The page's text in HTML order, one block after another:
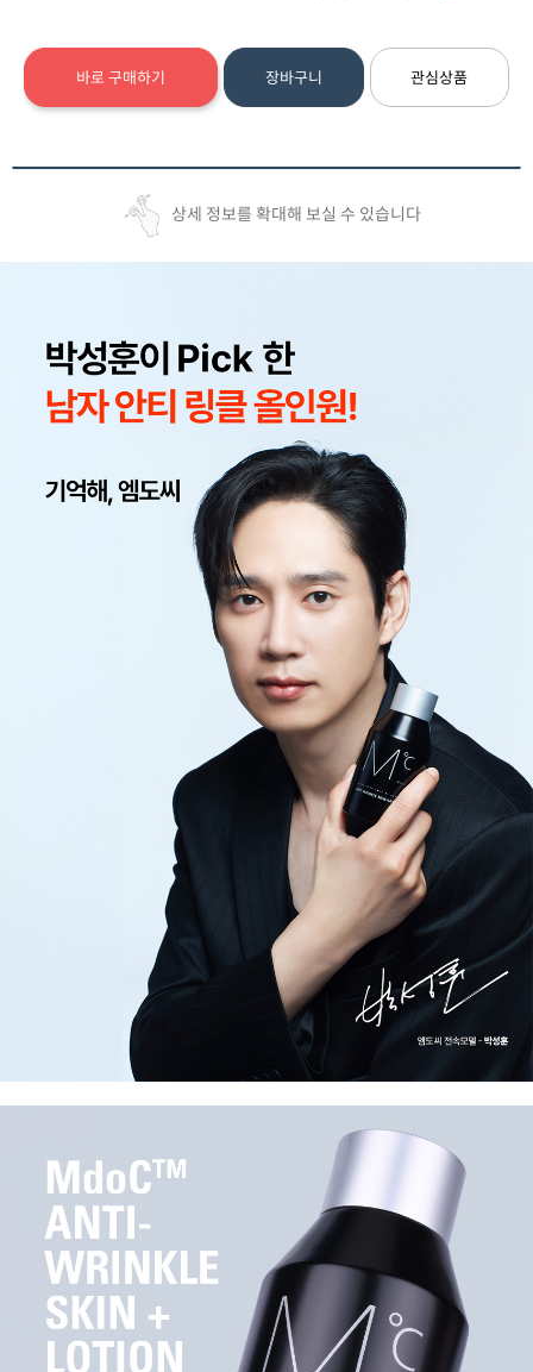
바로 구매하기 장바구니 관심상품
상세 정보를 확대해 보실 수 있습니다